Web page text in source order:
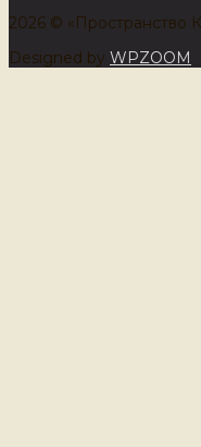
2026 © «Пространство
Designed by WPZOOM